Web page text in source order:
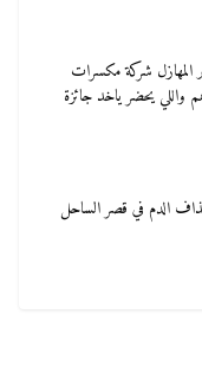
المهازل شركة مكسرات
واللي يحضر ياخد جائزة
الدم في قصر الساحل